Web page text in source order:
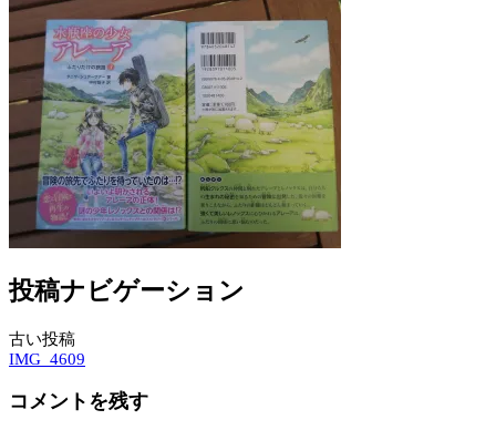
投稿ナビゲーション
古い投稿
IMG_4609
コメントを残す